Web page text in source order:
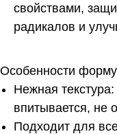
свойствами,
радикалов и
Особенности
Нежная
впитывается, не
Подходит для